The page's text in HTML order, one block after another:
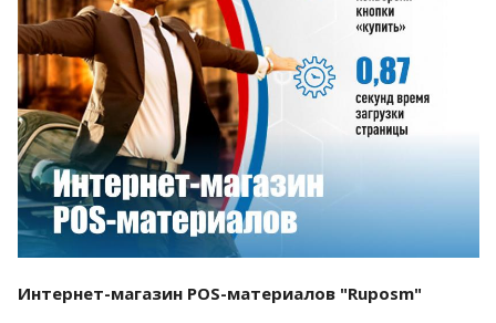
Смотреть проект
Интернет-магазин POS-материалов "Ruposm"